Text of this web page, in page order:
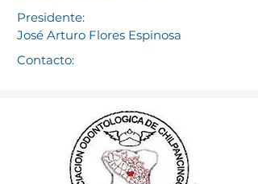
Presidente:
José Arturo Flores Espinosa
Contacto: